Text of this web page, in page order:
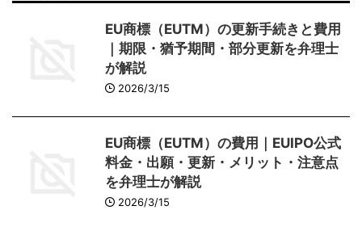
EU商標（EUTM）の更新手続きと費用
｜期限・猶予期間・部分更新を弁理士
が解説
2026/3/15
EU商標（EUTM）の費用｜EUIPO公式
料金・出願・更新・メリット・注意点
を弁理士が解説
2026/3/15